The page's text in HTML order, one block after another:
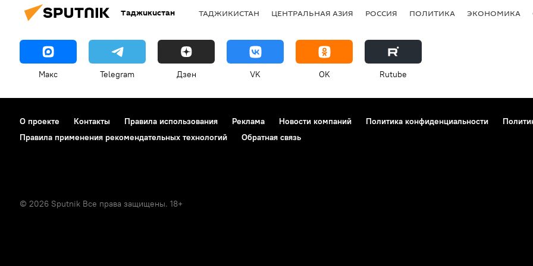
Таджикистан ТАДЖИКИСТАН ЦЕНТРАЛЬНАЯ АЗИЯ РОССИЯ ПОЛИТИКА ЭКОНОМИКА
Макс Telegram Дзен VK OK Rutube
О проекте Контакты Правила использования Реклама Новости компаний Политика конфиденциальности
Правила применения рекомендательных технологий
Обратная связь
© 2026 Sputnik Все права защищены. 18+